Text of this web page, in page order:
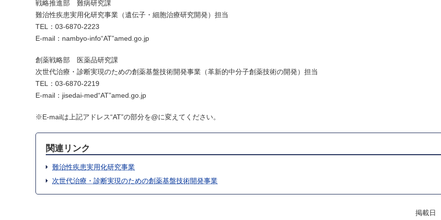
戦略推進部 難病研究課
難治性疾患実用化研究事業（遺伝子・細胞治療研究開発）担当
TEL：03-6870-2223
E-mail：nambyo-info“AT”amed.go.jp
創薬戦略部 医薬品研究課
次世代治療・診断実現のための創薬基盤技術開発事業（革新的中分子創薬技術の開発）担当
TEL：03-6870-2219
E-mail：jisedai-med“AT”amed.go.jp
※E-mailは上記アドレス“AT”の部分を@に変えてください。
関連リンク
難治性疾患実用化研究事業
次世代治療・診断実現のための創薬基盤技術開発事業
掲載日